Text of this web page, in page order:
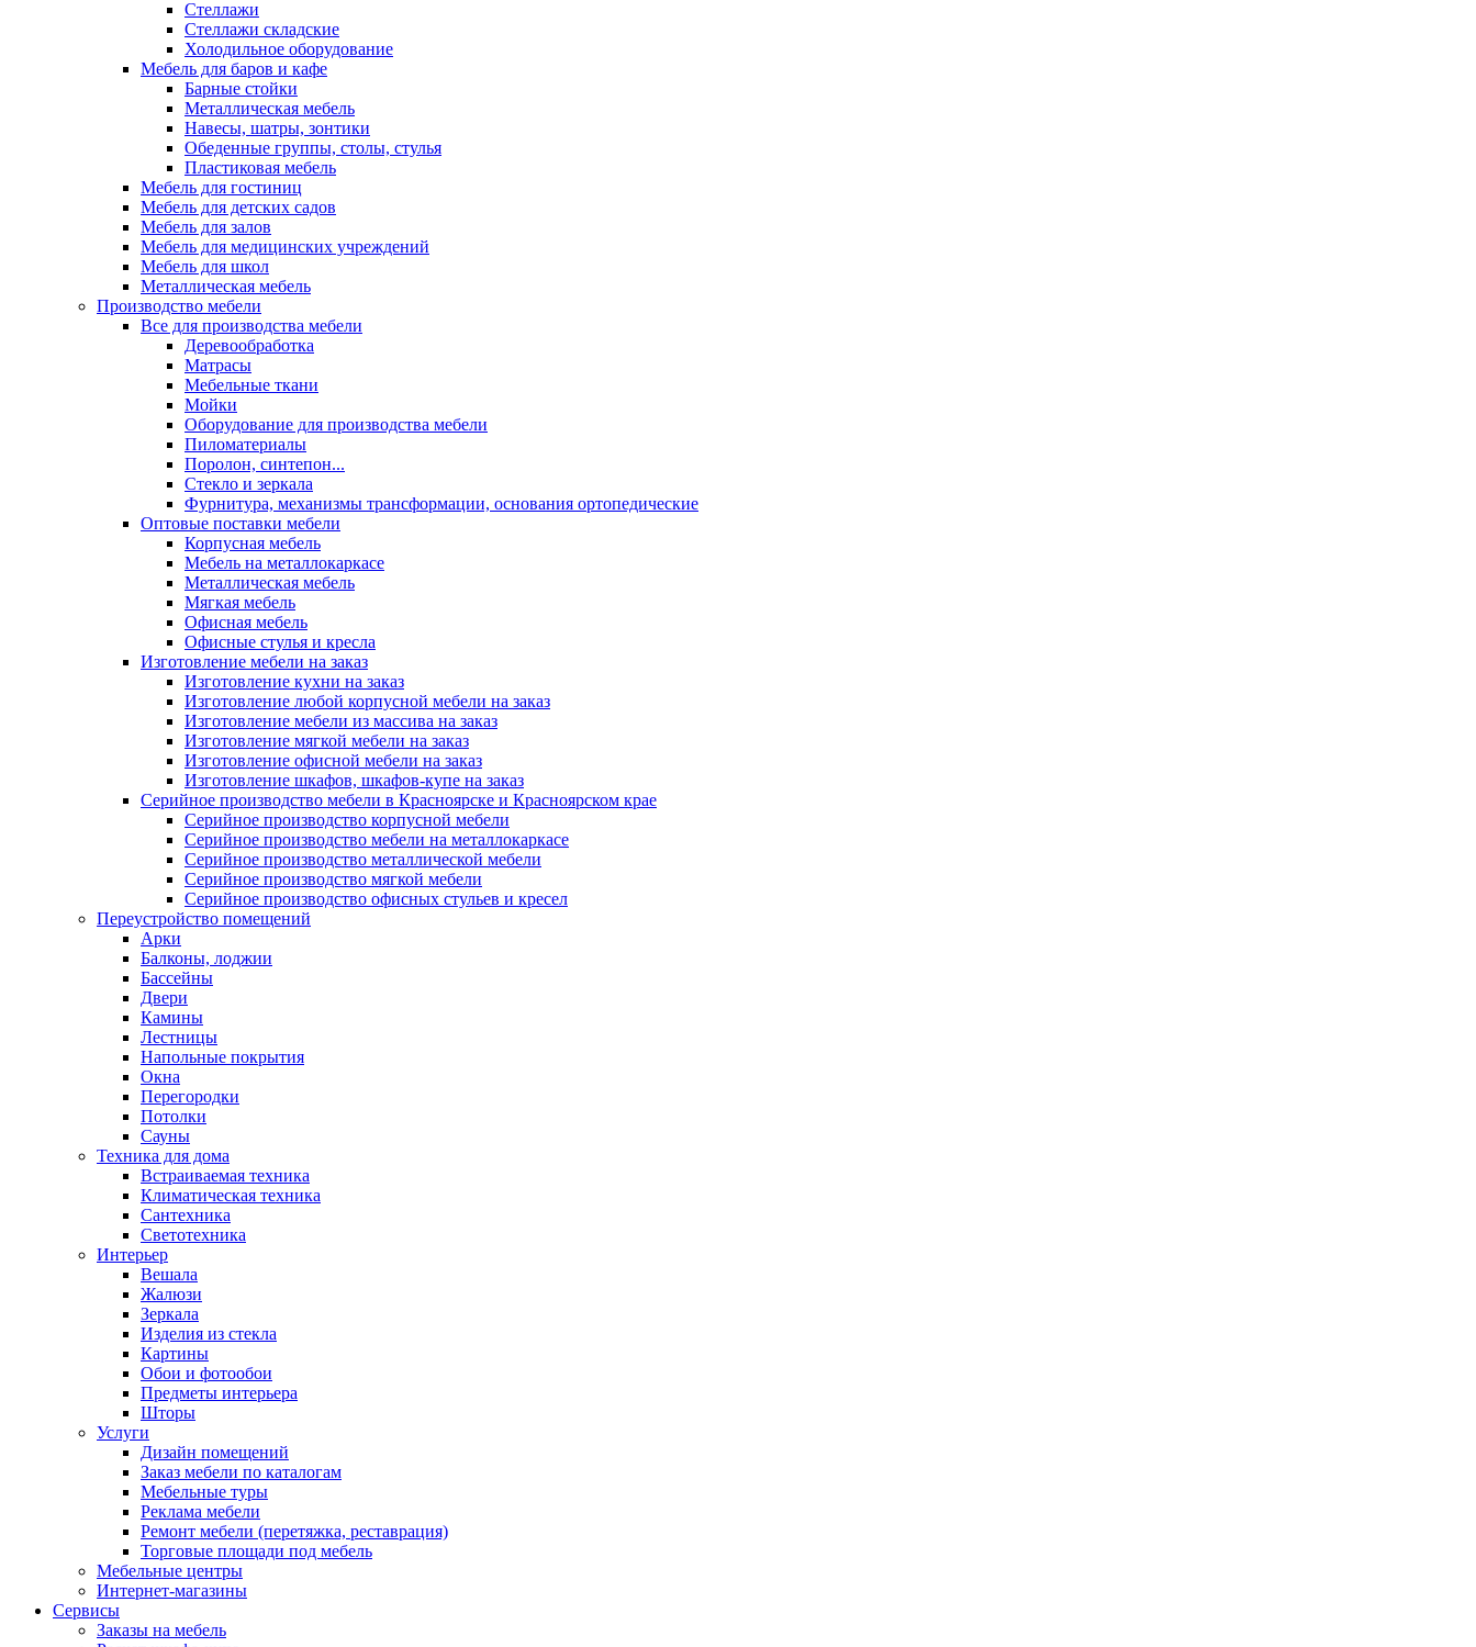
Стеллажи
Стеллажи складские
Холодильное оборудование
Мебель для баров и кафе
Барные стойки
Металлическая мебель
Навесы, шатры, зонтики
Обеденные группы, столы, стулья
Пластиковая мебель
Мебель для гостиниц
Мебель для детских садов
Мебель для залов
Мебель для медицинских учреждений
Мебель для школ
Металлическая мебель
Производство мебели
Все для производства мебели
Деревообработка
Матрасы
Мебельные ткани
Мойки
Оборудование для производства мебели
Пиломатериалы
Поролон, синтепон...
Стекло и зеркала
Фурнитура, механизмы трансформации, основания ортопедические
Оптовые поставки мебели
Корпусная мебель
Мебель на металлокаркасе
Металлическая мебель
Мягкая мебель
Офисная мебель
Офисные стулья и кресла
Изготовление мебели на заказ
Изготовление кухни на заказ
Изготовление любой корпусной мебели на заказ
Изготовление мебели из массива на заказ
Изготовление мягкой мебели на заказ
Изготовление офисной мебели на заказ
Изготовление шкафов, шкафов-купе на заказ
Серийное производство мебели в Красноярске и Красноярском крае
Серийное производство корпусной мебели
Серийное производство мебели на металлокаркасе
Серийное производство металлической мебели
Серийное производство мягкой мебели
Серийное производство офисных стульев и кресел
Переустройство помещений
Арки
Балконы, лоджии
Бассейны
Двери
Камины
Лестницы
Напольные покрытия
Окна
Перегородки
Потолки
Сауны
Техника для дома
Встраиваемая техника
Климатическая техника
Сантехника
Светотехника
Интерьер
Вешала
Жалюзи
Зеркала
Изделия из стекла
Картины
Обои и фотообои
Предметы интерьера
Шторы
Услуги
Дизайн помещений
Заказ мебели по каталогам
Мебельные туры
Реклама мебели
Ремонт мебели (перетяжка, реставрация)
Торговые площади под мебель
Мебельные центры
Интернет-магазины
Сервисы
Заказы на мебель